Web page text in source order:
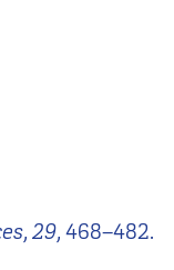
,29, 468–482.